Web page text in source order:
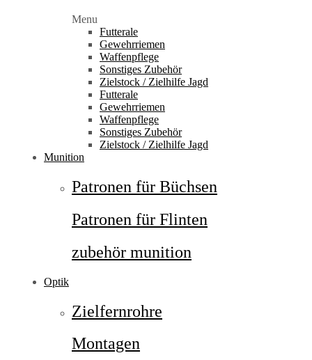
Menu
Futterale
Gewehrriemen
Waffenpflege
Sonstiges Zubehör
Zielstock / Zielhilfe Jagd
Futterale
Gewehrriemen
Waffenpflege
Sonstiges Zubehör
Zielstock / Zielhilfe Jagd
Munition
Patronen für Büchsen
Patronen für Flinten
zubehör munition
Optik
Zielfernrohre
Montagen